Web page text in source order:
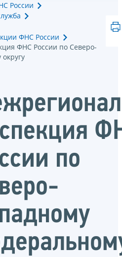
России
ФНС России
ФНС России по Северо-
по